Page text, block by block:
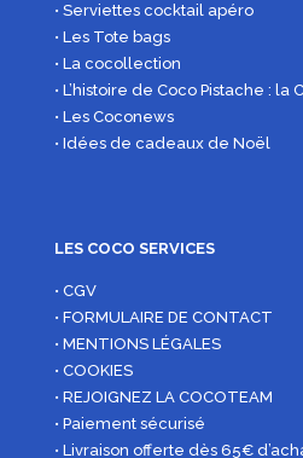
• Serviettes cocktail apéro
• Les Tote bags
• La cocollection
• L’histoire de Coco Pistache : la
• Les Coconews
• Idées de cadeaux de Noël
LES COCO SERVICES
• CGV
• FORMULAIRE DE CONTACT
• MENTIONS LÉGALES
• COOKIES
• REJOIGNEZ LA COCOTEAM
• Paiement sécurisé
• Livraison offerte dès 65€